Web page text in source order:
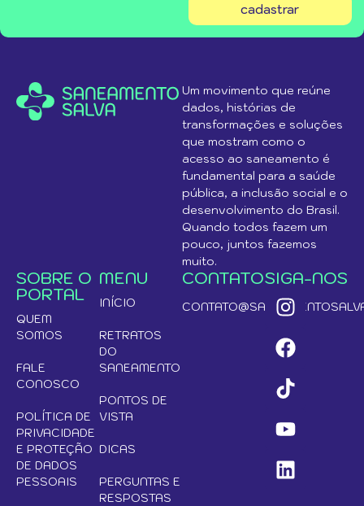
cadastrar
Um movimento que reúne
dados, histórias de
transformações e soluções
que mostram como o
acesso ao saneamento é
fundamental para a saúde
pública, a inclusão social e o
desenvolvimento do Brasil.
Quando todos fazem um
pouco, juntos fazemos
muito.
SOBRE O
PORTAL
QUEM
SOMOS
FALE
CONOSCO
POLÍTICA DE
PRIVACIDADE
E PROTEÇÃO
DE DADOS
PESSOAIS
MENU
INÍCIO
RETRATOS
DO
SANEAMENTO
PONTOS DE
VISTA
DICAS
PERGUNTAS E
RESPOSTAS
CONTATOSIGA-NOS